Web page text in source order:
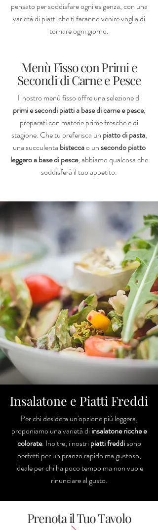
pensato per soddisfare ogni esigenza, con una
varietà di piatti che ti faranno venire voglia di
tornare ogni giorno.
Menù Fisso con Primi e
Secondi di Carne e Pesce
Il nostro menù fisso offre una selezione di
primi e secondi piatti a base di carne e pesce,
preparati con materie prime fresche e di
stagione. Che tu preferisca un piatto di pasta,
una succulenta bisteccao unsecondo piatto
leggero a base di pesce, abbiamo qualcosa che
soddisferà il tuo appetito.
Insalatone e Piatti Freddi
Per chi desidera un'opzione più leggera,
proponiamo una varietà di insalatone ricche e
colorate. Inoltre, i nostri piatti freddisono
perfetti per un pranzo rapido ma gustoso,
ideale per chi ha poco tempo ma non vuole
rinunciare al gusto.
Prenota il Tuo Tavolo